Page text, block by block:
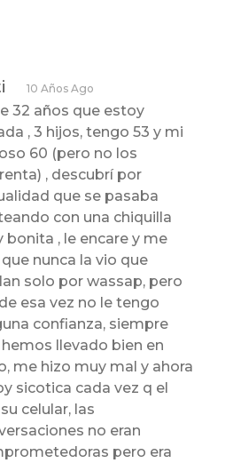
10 Años Ago
32 años que estoy
, 3 hijos, tengo 53 y mi
60 (pero no los
, descubrí por
que se pasaba
con una chiquilla
bonita , le encare y me
nunca la vio que
solo por wassap, pero
esa vez no le tengo
confianza, siempre
llevado bien en
me hizo muy mal y ahora
sicotica cada vez q el
celular, las
no eran
pero era